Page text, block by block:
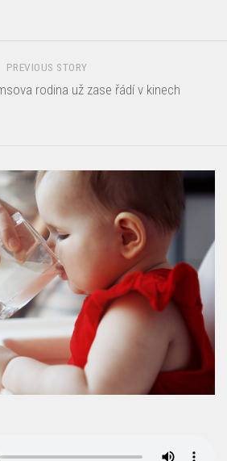
PREVIOUS STORY
rodina už zase řádí v kinech